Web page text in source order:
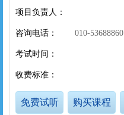
用户名
用户名
项目负责人：
咨询电话： 010-53688860
考试时间：
收费标准：
免费试听 购买课程